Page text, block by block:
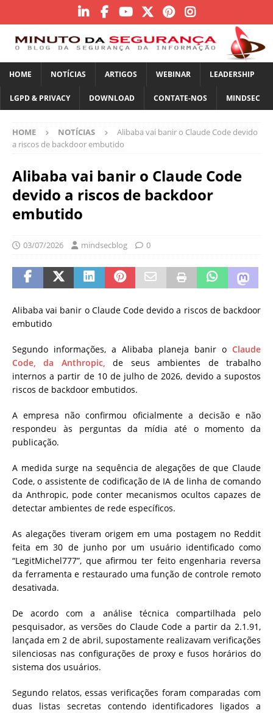
HOME NOTÍCIAS ARTIGOS WEBINAR LEADERSHIP
LGPD & PRIVACY DOWNLOAD CONTATE-NOS MINDSEC
HOME NOTÍCIAS
Alibaba vai banir o Claude Code devido
a riscos de backdoor embutido
Alibaba vai banir o Claude Code
devido a riscos de backdoor
embutido
03/07/2026 mindsecblog 0
Alibaba vai banir o Claude Code devido a riscos de backdoor
embutido
Segundo informações, a Alibaba planeja banir o Claude
Code, da Anthropic, de seus ambientes de trabalho
internos a partir de 10 de julho de 2026, devido a supostos
riscos de backdoor embutidos.
A empresa não confirmou oficialmente a decisão e não
respondeu às perguntas da mídia até o momento da
publicação.
A medida surge na sequência de alegações de que Claude
Code, o assistente de codificação de IA de linha de comando
da Anthropic, pode conter mecanismos ocultos capazes de
detectar ambientes de rede específicos.
As alegações tiveram origem em uma postagem no Reddit
feita em 30 de junho por um usuário identificado como
“LegitMichel777”, que afirmou ter feito engenharia reversa
da ferramenta e restaurado uma função de controle remoto
desativada.
De acordo com a análise técnica compartilhada pelo
pesquisador, as versões do Claude Code a partir da 2.1.91,
lançada em 2 de abril, supostamente realizavam verificações
silenciosas nas configurações de proxy e fusos horários do
sistema dos usuários.
Segundo relatos, essas verificações foram comparadas com
duas listas secretas contendo identificadores ligados a